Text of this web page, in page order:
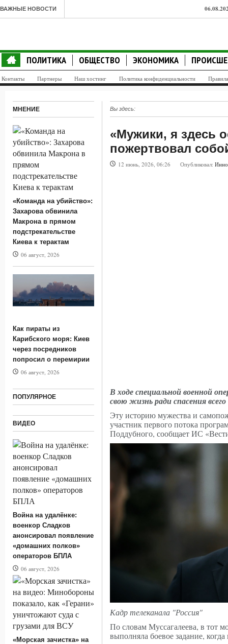
ВАЖНЫЕ НОВОСТИ
прямом
ПОЛИТИКА ОБЩЕСТВО ЭКОНОМИКА
Контакты Партнеры Наш хостинг Политика конфиденциальности Правила
Вы здесь:
«Мужики, я здесь
пожертвовал
12 июнь, 2026, 06:26 Опубликовал:
В ходе специальной военной
свою жизнь ради спасения
Эту историю мужества и
участник первого потока
Поддубного, сообщает ИС
Кадр телеканала "Россия"
По словам Муссагалеева, в тот
выполняла боевое задание,
МНЕНИЕ
«Команда на убийство»:
Захарова обвинила
Макрона в прямом
подстрекательстве
Киева к терактам
06 август, 2026
Как пираты из
Карибского моря: Киев
через посредников
попросил о перемирии
06 август, 2026
ПОПУЛЯРНОЕ
ВИДЕО
Война на удалёнке:
военкор Сладков
анонсировал появление
«домашних полков»
операторов БПЛА
06 август, 2026
«Морская зачистка» на